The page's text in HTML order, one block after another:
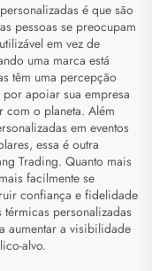
é que são
pessoas se preocupam
em vez de
uma marca está
têm uma percepção
apoiar sua empresa
com o planeta. Além
em eventos
essa é outra
Trading. Quanto mais
facilmente se
confiança e fidelidade
personalizadas
aumentar a visibilidade
alvo.